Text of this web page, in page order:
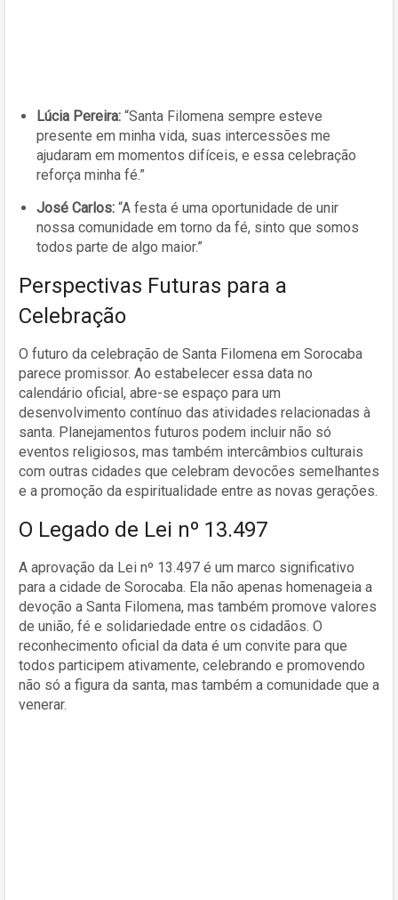
Lúcia Pereira: “Santa Filomena sempre esteve
presente em minha vida, suas intercessões me
ajudaram em momentos difíceis, e essa celebração
reforça minha fé.”
José Carlos: “A festa é uma oportunidade de unir
nossa comunidade em torno da fé, sinto que somos
todos parte de algo maior.”
Perspectivas Futuras para a
Celebração
O futuro da celebração de Santa Filomena em Sorocaba
parece promissor. Ao estabelecer essa data no
calendário oficial, abre-se espaço para um
desenvolvimento contínuo das atividades relacionadas à
santa. Planejamentos futuros podem incluir não só
eventos religiosos, mas também intercâmbios culturais
com outras cidades que celebram devocões semelhantes
e a promoção da espiritualidade entre as novas gerações.
O Legado de Lei nº 13.497
A aprovação da Lei nº 13.497 é um marco significativo
para a cidade de Sorocaba. Ela não apenas homenageia a
devoção a Santa Filomena, mas também promove valores
de união, fé e solidariedade entre os cidadãos. O
reconhecimento oficial da data é um convite para que
todos participem ativamente, celebrando e promovendo
não só a figura da santa, mas também a comunidade que a
venerar.